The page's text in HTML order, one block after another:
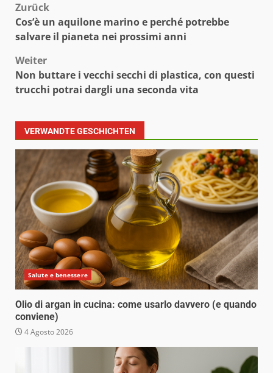
Beitragsnavigation
Zurück
Cos’è un aquilone marino e perché potrebbe
salvare il pianeta nei prossimi anni
Weiter
Non buttare i vecchi secchi di plastica, con questi
trucchi potrai dargli una seconda vita
VERWANDTE GESCHICHTEN
Salute e benessere
Olio di argan in cucina: come usarlo davvero (e quando
conviene)
4 Agosto 2026